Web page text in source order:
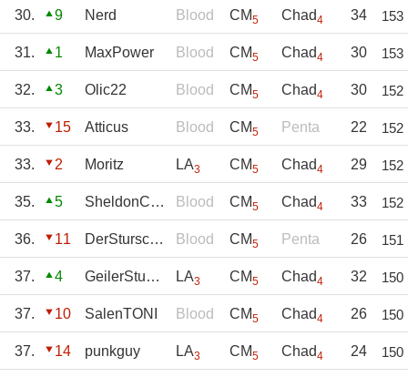
30. 9 Nerd Blood CM5 Chad4 34 153
31. 1 MaxPower Blood CM5 Chad4 30 153
32. 3 Olic22 Blood CM5 Chad4 30 152
33. 15 Atticus Blood CM5 Penta 22 152
33. 2 Moritz LA3 CM5 Chad4 29 152
35. 5 SheldonCooper Blood CM5 Chad4 33 152
36. 11 DerSturschädel Blood CM5 Penta 26 151
37. 4 GeilerStuhlgang LA3 CM5 Chad4 32 150
37. 10 SalenTONI Blood CM5 Chad4 26 150
37. 14 punkguy LA3 CM5 Chad4 24 150